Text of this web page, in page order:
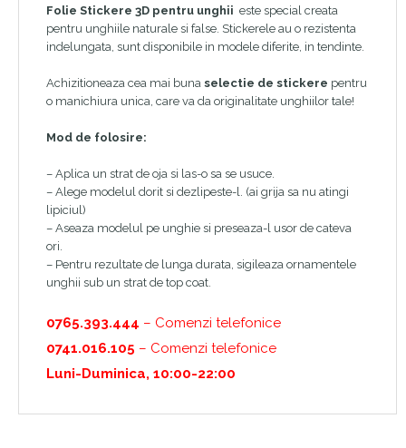
Folie Stickere 3D pentru unghii este special creata
pentru unghiile naturale si false. Stickerele au o rezistenta
indelungata, sunt disponibile in modele diferite, in tendinte.
Achizitioneaza cea mai buna selectie de stickere pentru
o manichiura unica, care va da originalitate unghiilor tale!
Mod de folosire:
– Aplica un strat de oja si las-o sa se usuce.
– Alege modelul dorit si dezlipeste-l. (ai grija sa nu atingi
lipiciul)
– Aseaza modelul pe unghie si preseaza-l usor de cateva
ori.
– Pentru rezultate de lunga durata, sigileaza ornamentele
unghii sub un strat de top coat.
0765.393.444 – Comenzi telefonice
0741.016.105 – Comenzi telefonice
Luni-Duminica, 10:00-22:00